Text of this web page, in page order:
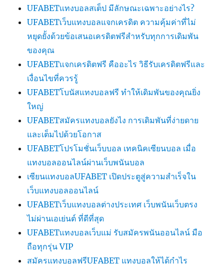
UFABETแทงบอลสเต็ป มีลักษณะเฉพาะอย่างไร?
UFABETเว็บแทงบอลแจกเครดิต ความคุ้มค่าที่ไม่
หยุดยั้งด้วยข้อเสนอเครดิตฟรีสำหรับทุกการเดิมพัน
ของคุณ
UFABETแจกเครดิตฟรี คืออะไร วิธีรับเครดิตฟรีและ
เงื่อนไขที่ควรรู้
UFABETโบนัสแทงบอลฟรี ทำให้เดิมพันของคุณยิ่ง
ใหญ่
UFABETสมัครแทงบอลยังไง การเดิมพันที่ง่ายดาย
และเต็มไปด้วยโอกาส
UFABETโปรโมชั่นเว็บบอล เทคนิคเซียนบอล เมื่อ
แทงบอลออนไลน์ผ่านเว็บพนันบอล
เซียนแทงบอลUFABET เปิดประตูสู่ความสำเร็จใน
เว็บแทงบอลออนไลน์
UFABETเว็บแทงบอลต่างประเทศ เว็บพนันเว็บตรง
ไม่ผ่านเอเย่นต์ ที่ดีที่สุด
UFABETแทงบอลเว็บแม่ รับสมัครพนันออนไลน์ มือ
ถือทุกรุ่น VIP
สมัครแทงบอลฟรีUFABET แทงบอลให้ได้กำไร